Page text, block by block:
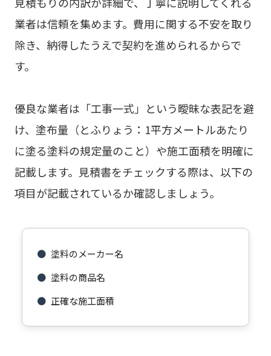
業者は信頼を集めます。費用に関する不安を取り
除き、納得したうえで契約を進められるからで
す。
優良な業者は「工事一式」という曖昧な表記を避
け、塗布量（とふりょう：1平方メートルあたり
に塗る塗料の規定量のこと）や施工面積を明確に
記載します。見積書をチェックする際は、以下の
項目が記載されているか確認しましょう。
● 塗料のメーカー名
● 塗料の商品名
● 正確な施工面積